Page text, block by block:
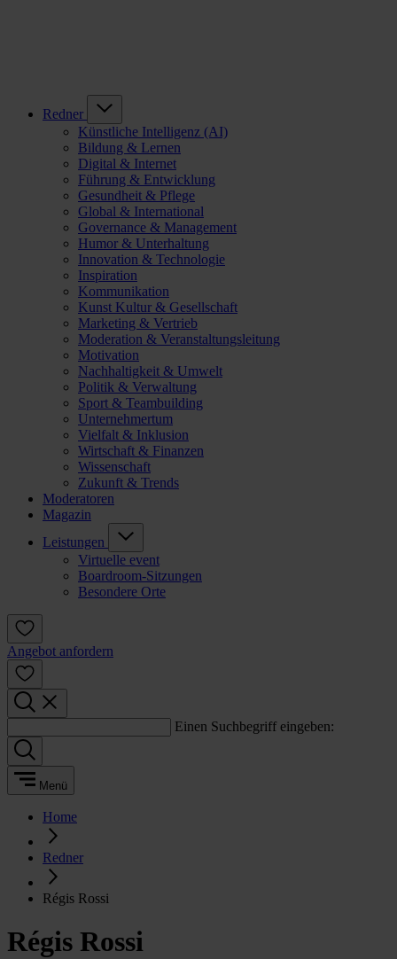
Redner
Künstliche Intelligenz (AI)
Bildung & Lernen
Digital & Internet
Führung & Entwicklung
Gesundheit & Pflege
Global & International
Governance & Management
Humor & Unterhaltung
Innovation & Technologie
Inspiration
Kommunikation
Kunst Kultur & Gesellschaft
Marketing & Vertrieb
Moderation & Veranstaltungsleitung
Motivation
Nachhaltigkeit & Umwelt
Politik & Verwaltung
Sport & Teambuilding
Unternehmertum
Vielfalt & Inklusion
Wirtschaft & Finanzen
Wissenschaft
Zukunft & Trends
Moderatoren
Magazin
Leistungen
Virtuelle event
Boardroom-Sitzungen
Besondere Orte
Angebot anfordern
Einen Suchbegriff eingeben:
Menü
Home
Redner
Régis Rossi
Régis Rossi